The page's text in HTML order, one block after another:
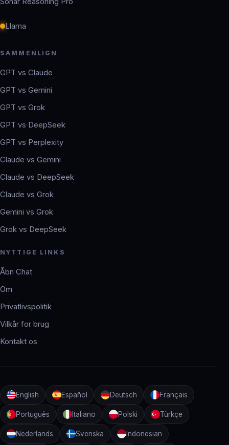
Llama
SAMMENLIGN
GPT vs Claude
GPT vs Gemini
GPT vs Grok
GPT vs DeepSeek
GPT vs Perplexity
Claude vs Gemini
Claude vs DeepSeek
Claude vs Grok
Gemini vs Grok
Grok vs DeepSeek
NYTTIGE LINKS
Åbn Chat
Om
Privatlivspolitik
Vilkår for brug
Kontakt os
English Español Deutsch Français
Português Italiano Polski Türkçe
Nederlands Svenska Indonesian